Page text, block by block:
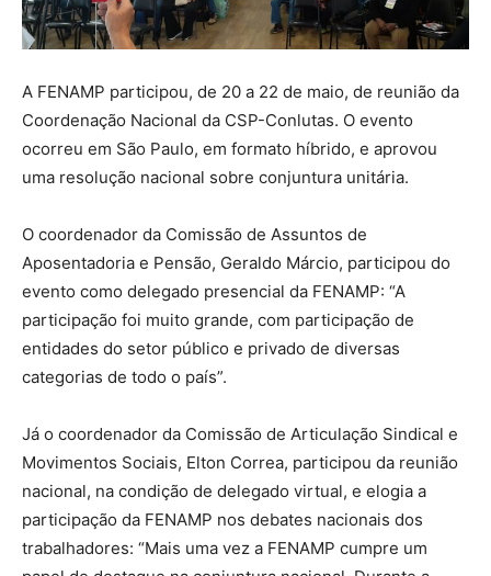
A FENAMP participou, de 20 a 22 de maio, de reunião da
Coordenação Nacional da CSP-Conlutas. O evento
ocorreu em São Paulo, em formato híbrido, e aprovou
uma resolução nacional sobre conjuntura unitária.
O coordenador da Comissão de Assuntos de
Aposentadoria e Pensão, Geraldo Márcio, participou do
evento como delegado presencial da FENAMP: “A
participação foi muito grande, com participação de
entidades do setor público e privado de diversas
categorias de todo o país”.
Já o coordenador da Comissão de Articulação Sindical e
Movimentos Sociais, Elton Correa, participou da reunião
nacional, na condição de delegado virtual, e elogia a
participação da FENAMP nos debates nacionais dos
trabalhadores: “Mais uma vez a FENAMP cumpre um